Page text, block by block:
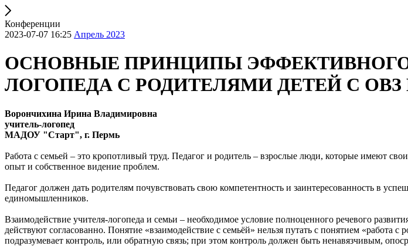
Конференции
2023-07-07 16:25 Апрель 2023
ОСНОВНЫЕ ПРИНЦИПЫ
ЛОГОПЕДА С РОДИТЕЛЯМИ ДЕТЕЙ С
Ворончихина Ирина Владимировна
учитель-логопед
МАДОУ "Старт", г. Пермь
Работа с семьей – это кропотливый труд. Педагог и родитель – взрослые люди, которые имеют
опыт и собственное видение проблем.
Педагог должен дать родителям почувствовать свою компетентность и заинтересованность в
единомышленников.
Взаимодействие учителя-логопеда и семьи – необходимое условие полноценного речевого
действуют согласованно. Понятие «взаимодействие с семьёй» нельзя путать с понятием «работа
подразумевает контроль, или обратную связь; при этом контроль должен быть ненавязчивым,